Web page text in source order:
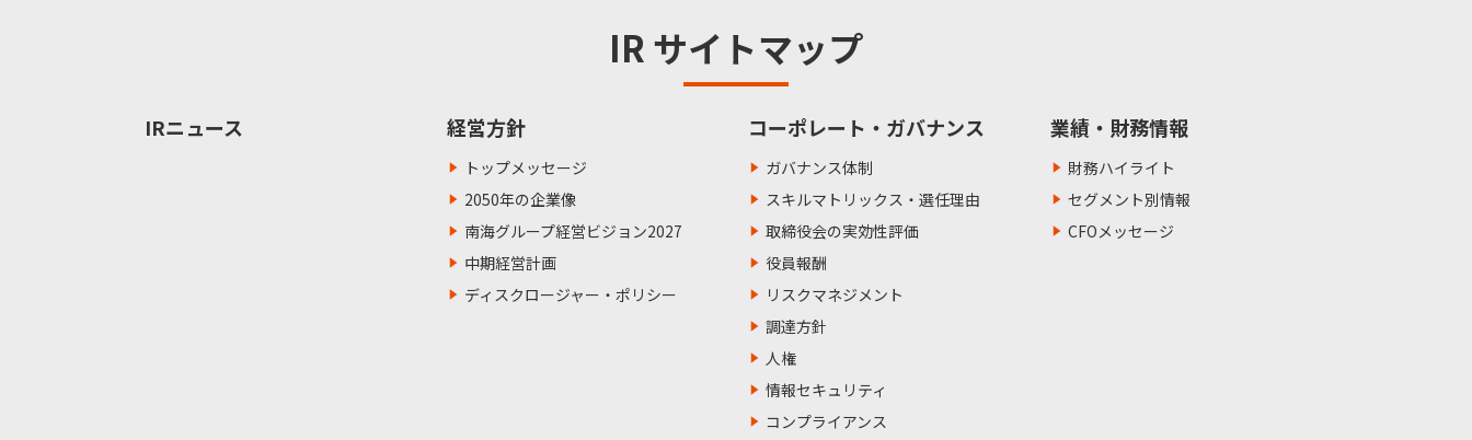
IR サイトマップ
IRニュース 経営方針
トップメッセージ
2050年の企業像
南海グループ経営ビジョン2027
中期経営計画
ディスクロージャー・ポリシー
コーポレート・ガバナンス
ガバナンス体制
スキルマトリックス・選任理由
取締役会の実効性評価
役員報酬
リスクマネジメント
調達方針
人権
情報セキュリティ
コンプライアンス
業績・財務情報
財務ハイライト
セグメント別情報
CFOメッセージ